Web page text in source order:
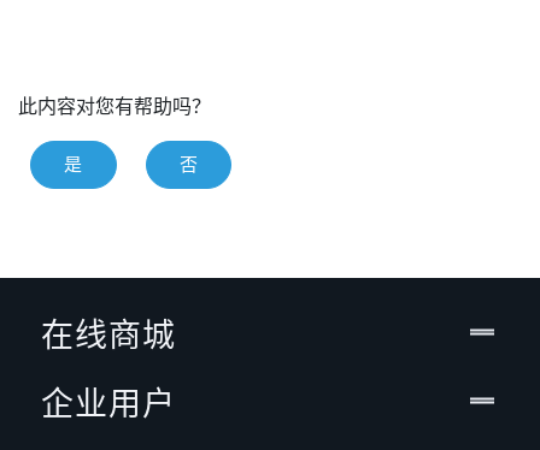
此内容对您有帮助吗？
是 否
在线商城
企业用户